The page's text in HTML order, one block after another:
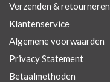
Verzenden & retourneren
Klantenservice
Algemene voorwaarden
Privacy Statement
Betaalmethoden